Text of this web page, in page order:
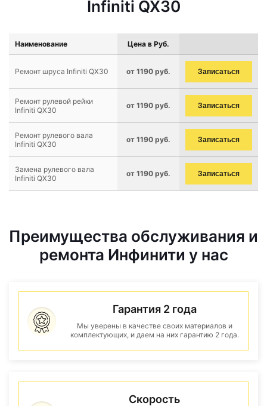
Infiniti QX30
Наименование Цена в Руб.
Ремонт шруса Infiniti QX30 от 1190 руб. Записаться
Ремонт рулевой рейки
Infiniti QX30
от 1190 руб. Записаться
Ремонт рулевого вала
Infiniti QX30
от 1190 руб. Записаться
Замена рулевого вала
Infiniti QX30
от 1190 руб. Записаться
Преимущества обслуживания и
ремонта Инфинити у нас
Гарантия 2 года
Мы уверены в качестве своих материалов и
комплектующих, и даем на них гарантию 2 года.
Скорость